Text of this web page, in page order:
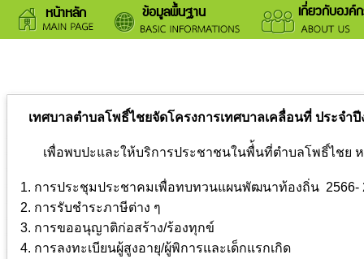
หน้าหลัก ข้อมูลพื้นฐาน เกี่ยวกับองค์
เทศบาลตำบลโพธิ์ไชยจัดโครงการเทศบาลเคลื่อนที่ ประจ
เพื่อพบปะและให้บริการประชาชนในพื่้นที่ตำบลโพธิ์ไชย
1. การประชุมประชาคมเพื่อทบทวนแผนพัฒนาท้องถิ่น
2. การรับชำระภาษีต่าง ๆ
3. การขออนุญาติก่อสร้าง/ร้องทุกข์
4. การลงทะเบียนผู้สูงอายุ/ผู้พิการและเด็กแรกเกิด